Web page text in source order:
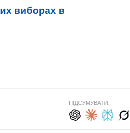
виборах в
ПІДСУМУВАТИ: